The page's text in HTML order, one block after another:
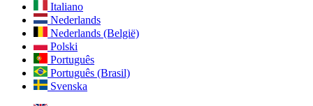
Italiano
Nederlands
Nederlands (België)
Polski
Português
Português (Brasil)
Svenska